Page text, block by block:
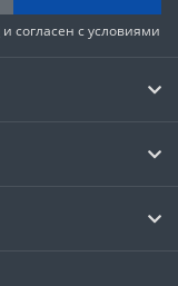
и согласен с условиями